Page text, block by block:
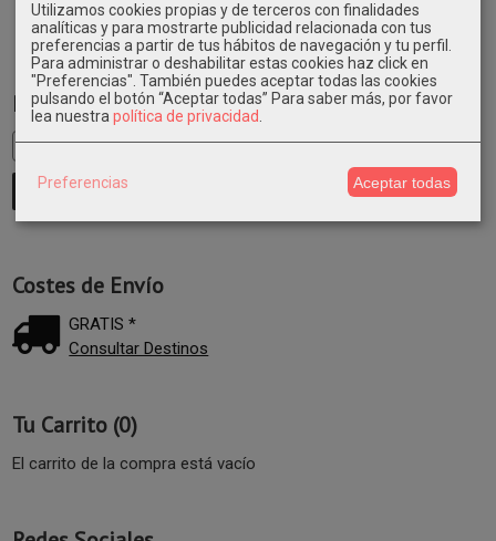
Marcas
Costes de Envío
GRATIS *
Consultar Destinos
Tu Carrito (0)
El carrito de la compra está vacío
Utilizamos cookies propias y de terceros con finalidades
analíticas y para mostrarte publicidad relacionada con tus
preferencias a partir de tus hábitos de navegación y tu perfil.
Para administrar o deshabilitar estas cookies haz click en
"Preferencias". También puedes aceptar todas las cookies
pulsando el botón “Aceptar todas” Para saber más, por favor
lea nuestrapolítica de privacidad.
Preferencias Aceptar todas